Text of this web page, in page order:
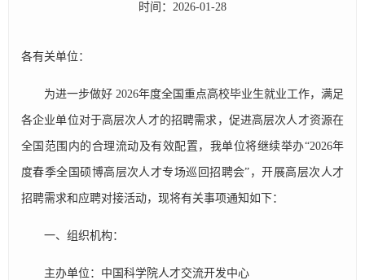
时间： 2026-01-28
各有关单位：
为进一步做好 2026年度全国重点高校毕业生就业工作，满足
各企业单位对于高层次人才的招聘需求，促进高层次人才资源在
全国范围内的合理流动及有效配置，我单位将继续举办“2026年
度春季全国硕博高层次人才专场巡回招聘会”，开展高层次人才
招聘需求和应聘对接活动，现将有关事项通知如下：
一、组织机构：
主办单位：中国科学院人才交流开发中心